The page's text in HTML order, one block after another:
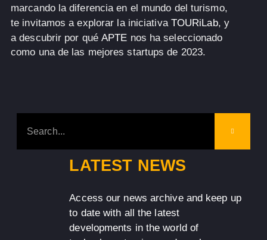
marcando la diferencia en el mundo del turismo,
te invitamos a explorar la iniciativa TOURiLab, y
a descubrir por qué APTE nos ha seleccionado
como una de las mejores startups de 2023.
LATEST NEWS
Access our news archive and keep up
to date with all the latest
developments in the world of